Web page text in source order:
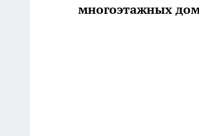
многоэтажных